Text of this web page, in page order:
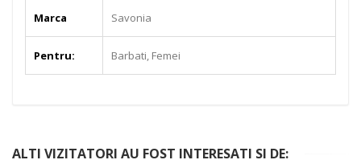
Marca Savonia
Pentru: Barbati, Femei
ALTI VIZITATORI AU FOST INTERESATI SI DE: